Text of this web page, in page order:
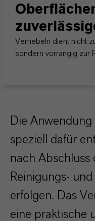
Vernebeln dient nicht
sondern vorrangig zur
Die
speziell dafür
nach Abschluss
Reinigungs-
erfolgen. Das
eine praktische